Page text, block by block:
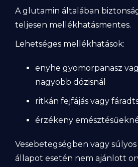
A glutamin általában
teljesen mellékhatásmentes.
Lehetséges mellékhatások:
enyhe gyomorpanasz
nagyobb dózisnál
ritkán fejfájás vagy
érzékeny
Vesebetegségben vagy
állapot esetén nem ajánlott